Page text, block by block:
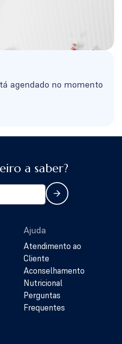
agendado no momento
a saber?
Ajuda
Atendimento ao
Cliente
Aconselhamento
Nutricional
Perguntas
Frequentes